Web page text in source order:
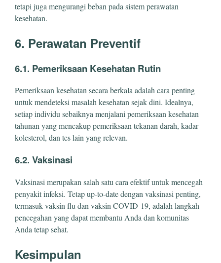
tetapi juga mengurangi beban pada sistem perawatan
kesehatan.
6. Perawatan Preventif
6.1. Pemeriksaan Kesehatan Rutin
Pemeriksaan kesehatan secara berkala adalah cara penting
untuk mendeteksi masalah kesehatan sejak dini. Idealnya,
setiap individu sebaiknya menjalani pemeriksaan kesehatan
tahunan yang mencakup pemeriksaan tekanan darah, kadar
kolesterol, dan tes lain yang relevan.
6.2. Vaksinasi
Vaksinasi merupakan salah satu cara efektif untuk mencegah
penyakit infeksi. Tetap up-to-date dengan vaksinasi penting,
termasuk vaksin flu dan vaksin COVID-19, adalah langkah
pencegahan yang dapat membantu Anda dan komunitas
Anda tetap sehat.
Kesimpulan